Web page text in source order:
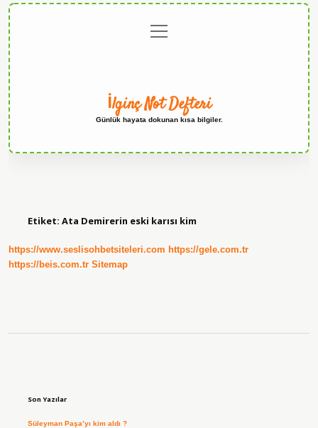
menüyü
aç
İlginç Not Defteri
Günlük hayata dokunan kısa bilgiler.
Etiket: Ata Demirerin eski karısı kim
https://www.seslisohbetsiteleri.com https://gele.com.tr
https://beis.com.tr Sitemap
Son Yazılar
Süleyman Paşa’yı kim aldı ?